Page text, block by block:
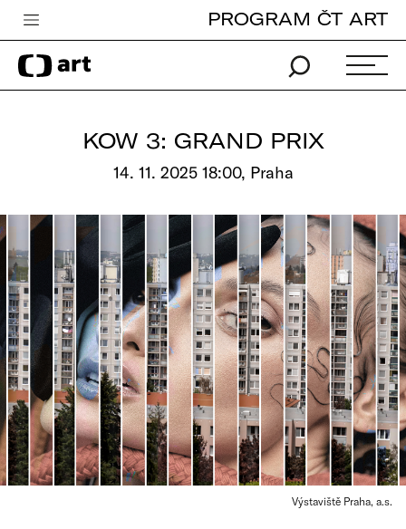
Česká televize
Zpravodajství
Pro děti
edu
Vše o ČT
PROGRAM ČT ART
KOW 3: GRAND PRIX
14. 11. 2025 18:00, Praha
Výstaviště Praha, a.s.